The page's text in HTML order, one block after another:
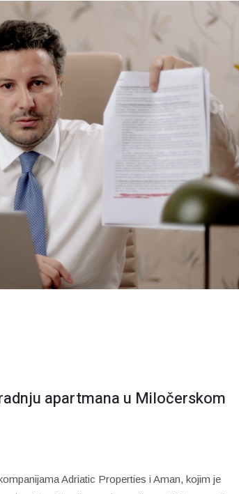
apartmana u Miločerskom
Adriatic Properties i Aman, kojim je